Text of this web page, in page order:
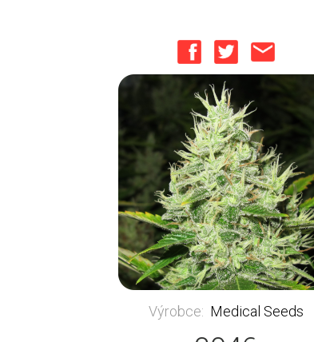
Výrobce: Medical Seeds